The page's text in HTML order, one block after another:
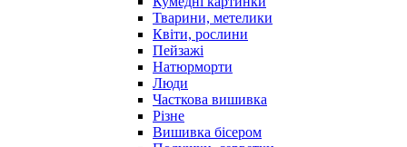
Тварини, метелики
Квіти, рослини
Пейзажі
Натюрморти
Люди
Часткова вишивка
Різне
Вишивка бісером